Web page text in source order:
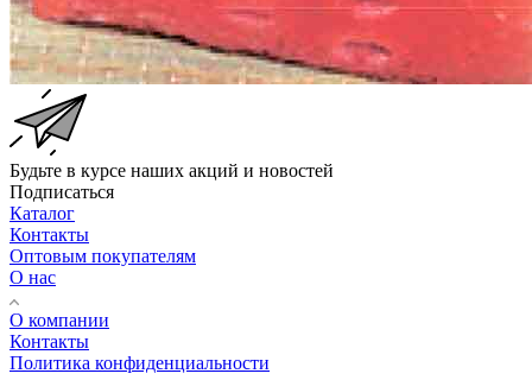
Будьте в курсе наших акций и новостей
Подписаться
Каталог
Контакты
Оптовым покупателям
О нас
О компании
Контакты
Политика конфиденциальности